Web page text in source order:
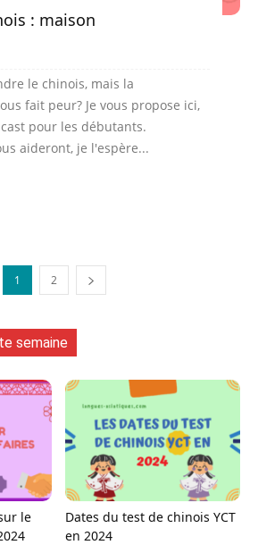
: maison
le chinois, mais la
fait peur? Je vous propose ici,
pour les débutants.
aideront, je l'espère...
1 2
semaine
le
Dates du test de chinois YCT
en 2024